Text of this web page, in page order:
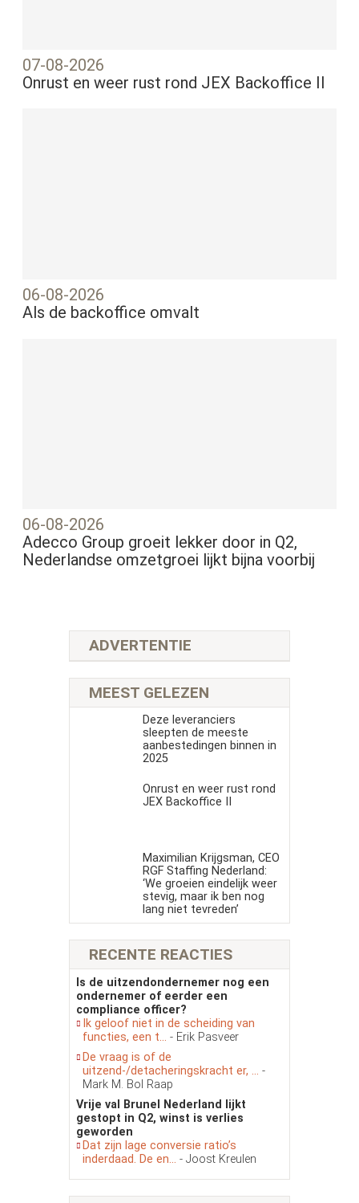
07-08-2026
Onrust en weer rust rond JEX Backoffice II
06-08-2026
Als de backoffice omvalt
06-08-2026
Adecco Group groeit lekker door in Q2,
Nederlandse omzetgroei lijkt bijna voorbij
ADVERTENTIE
MEEST GELEZEN
Deze leveranciers
sleepten de meeste
aanbestedingen binnen in
2025
Onrust en weer rust rond
JEX Backoffice II
Maximilian Krijgsman, CEO
RGF Staffing Nederland:
‘We groeien eindelijk weer
stevig, maar ik ben nog
lang niet tevreden’
RECENTE REACTIES
Is de uitzendondernemer nog een
ondernemer of eerder een
compliance officer?
Ik geloof niet in de scheiding van
functies, een t... - Erik Pasveer
De vraag is of de
uitzend-/detacheringskracht er, ... -
Mark M. Bol Raap
Vrije val Brunel Nederland lijkt
gestopt in Q2, winst is verlies
geworden
Dat zijn lage conversie ratio’s
inderdaad. De en... - Joost Kreulen